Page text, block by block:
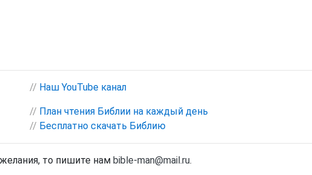
// Наш YouTube канал
// План чтения Библии на каждый день
// Бесплатно скачать Библию
то пишите нам bible-man@mail.ru.